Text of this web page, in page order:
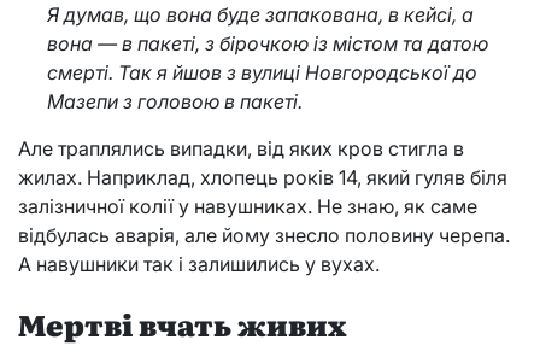
Я думав, що вона буде запакована, в кейсі, а
вона — в пакеті, з бірочкою із містом та датою
смерті. Так я йшов з вулиці Новгородської до
Мазепи з головою в пакеті.
Але траплялись випадки, від яких кров стигла в
жилах. Наприклад, хлопець років 14, який гуляв біля
залізничної колії у навушниках. Не знаю, як саме
відбулась аварія, але йому знесло половину черепа.
А навушники так і залишились у вухах.
Мертві вчать живих